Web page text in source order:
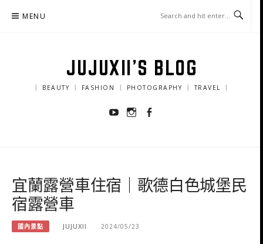
MENU
JUJUXII'S BLOG
｜ BEAUTY ｜ FASHION ｜ PHOTOGRAPHY ｜ TRAVEL ｜
YoutubeInstagram
宜蘭露營車住宿｜歌德白色城堡民
宿露營車
國內景點 JUJUXII 2024/05/23